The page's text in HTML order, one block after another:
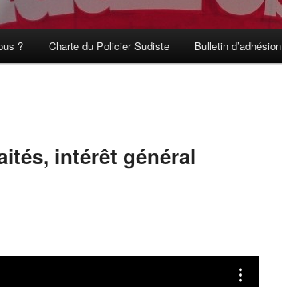
? Charte du Policier Sudiste Bulletin d’adhésion
intérêt général